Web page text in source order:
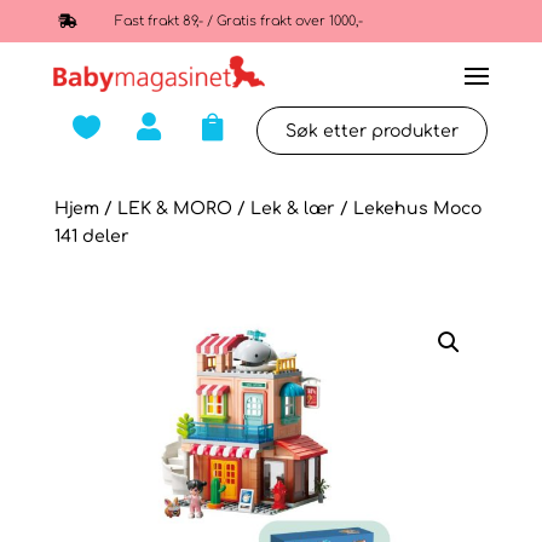
 Fast frakt 89,- / Gratis frakt over 1000,-
  
Hjem/ LEK & MORO / Lek & lær / Lekehus Moco
141 deler